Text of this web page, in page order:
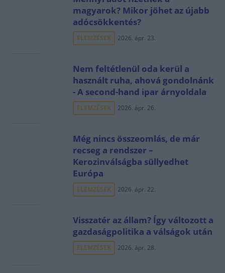
magyarok? Mikor jöhet az újabb
adócsökkentés?
ELEMZÉSEK 2026. ápr. 23.
Nem feltétlenül oda kerül a
használt ruha, ahová gondolnánk
- A second-hand ipar árnyoldala
ELEMZÉSEK 2026. ápr. 26.
Még nincs összeomlás, de már
recseg a rendszer –
Kerozinválságba süllyedhet
Európa
ELEMZÉSEK 2026. ápr. 22.
Visszatér az állam? Így változott a
gazdaságpolitika a válságok után
ELEMZÉSEK 2026. ápr. 28.